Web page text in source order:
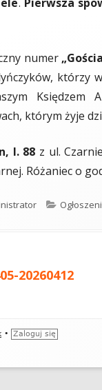
numer
którzy
Księdzem
którym żyje
l. 88 z ul.
Różaniec o
Kategorie
20260412
• Zaloguj się